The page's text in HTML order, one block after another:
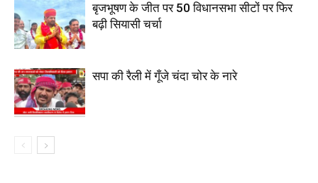
बृजभूषण के जीत पर 50 विधानसभा सीटों पर फिर
बढ़ी सियासी चर्चा
सपा की रैली में गूँजे चंदा चोर के नारे